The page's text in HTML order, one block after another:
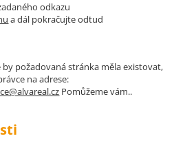
odkazu
a dál pokračujte odtud
požadovaná stránka měla existovat,
na adrese:
Pomůžeme vám..